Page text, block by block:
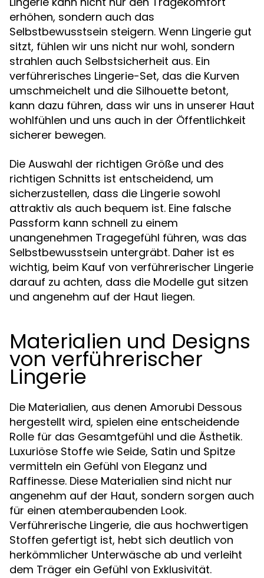
erhöhen, sondern auch das
Selbstbewusstsein steigern. Wenn Lingerie gut
sitzt, fühlen wir uns nicht nur wohl, sondern
strahlen auch Selbstsicherheit aus. Ein
verführerisches Lingerie-Set, das die Kurven
umschmeichelt und die Silhouette betont,
kann dazu führen, dass wir uns in unserer Haut
wohlfühlen und uns auch in der Öffentlichkeit
sicherer bewegen.
Die Auswahl der richtigen Größe und des
richtigen Schnitts ist entscheidend, um
sicherzustellen, dass die Lingerie sowohl
attraktiv als auch bequem ist. Eine falsche
Passform kann schnell zu einem
unangenehmen Tragegefühl führen, was das
Selbstbewusstsein untergräbt. Daher ist es
wichtig, beim Kauf von verführerischer Lingerie
darauf zu achten, dass die Modelle gut sitzen
und angenehm auf der Haut liegen.
Materialien und Designs
von verführerischer
Lingerie
Die Materialien, aus denen Amorubi Dessous
hergestellt wird, spielen eine entscheidende
Rolle für das Gesamtgefühl und die Ästhetik.
Luxuriöse Stoffe wie Seide, Satin und Spitze
vermitteln ein Gefühl von Eleganz und
Raffinesse. Diese Materialien sind nicht nur
angenehm auf der Haut, sondern sorgen auch
für einen atemberaubenden Look.
Verführerische Lingerie, die aus hochwertigen
Stoffen gefertigt ist, hebt sich deutlich von
herkömmlicher Unterwäsche ab und verleiht
dem Träger ein Gefühl von Exklusivität.